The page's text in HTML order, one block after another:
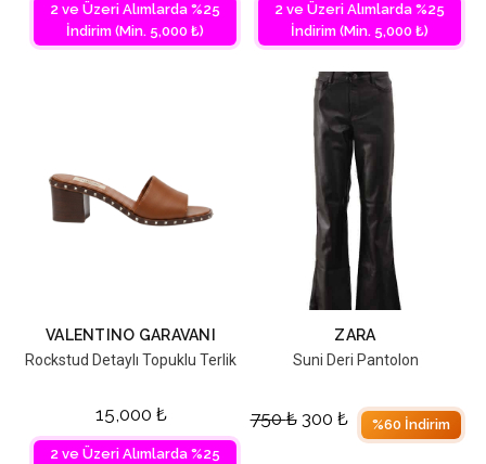
2 ve Üzeri Alımlarda %25
İndirim (Min. 5,000 ₺)
2 ve Üzeri Alımlarda %25
İndirim (Min. 5,000 ₺)
VALENTINO GARAVANI
Rockstud Detaylı Topuklu Terlik
15,000 ₺
2 ve Üzeri Alımlarda %25
ZARA
Suni Deri Pantolon
750₺ 300 ₺ %60 İndirim